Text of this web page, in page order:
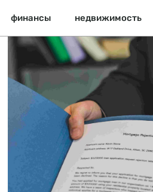
финансы недвижимость